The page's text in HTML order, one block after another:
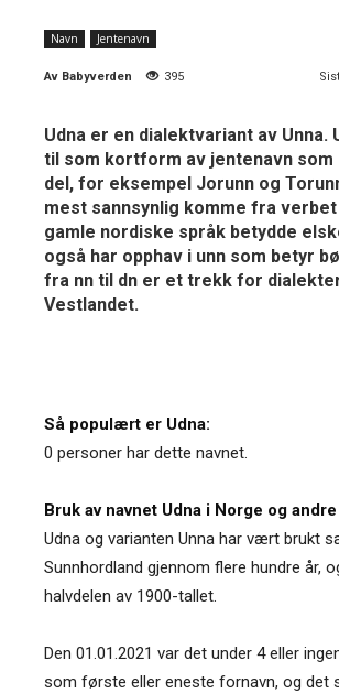
Navn Jentenavn
Av Babyverden 395
Udna er en dialektvariant av Unna.
til som kortform av jentenavn som
del, for eksempel Jorunn og
mest sannsynlig komme fra verbet
gamle nordiske språk betydde
også har opphav i unn som betyr
fra nn til dn er et trekk for
Vestlandet.
Så populært er Udna:
0 personer har dette navnet.
Bruk av navnet Udna i Norge og
Udna og varianten Unna har vært brukt
Sunnhordland gjennom flere hundre år,
halvdelen av 1900-tallet.
Den 01.01.2021 var det under 4 eller
som første eller eneste fornavn, og det